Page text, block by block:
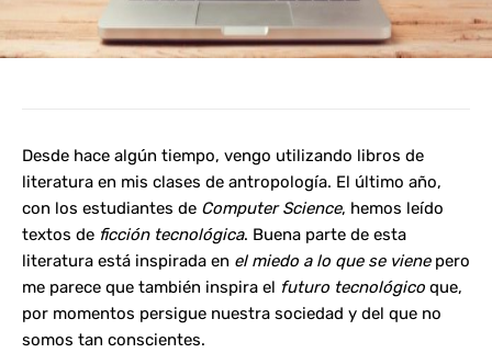
Desde hace algún tiempo, vengo utilizando libros de
literatura en mis clases de antropología. El último año,
con los estudiantes de Computer Science, hemos leído
textos de ficción tecnológica. Buena parte de esta
literatura está inspirada en el miedo a lo que se vienepero
me parece que también inspira el futuro tecnológico que,
por momentos persigue nuestra sociedad y del que no
somos tan conscientes.